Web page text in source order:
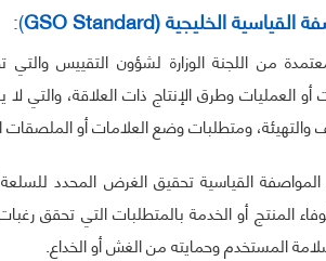
القياسية الخليجية(GSO
Standard
):
من اللجنة الوزارة لشؤون التقييس
أو العمليات وطرق الإنتاج ذات العلاقة،
والتهيئة، ومتطلبات وضع العلامات أو
القياسية تحقيق الغرض المحدد
المنتج أو الخدمة بالمتطلبات التي تحقق
المستخدم وحمايته من الغش أو الخداع.